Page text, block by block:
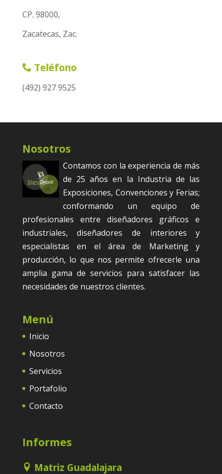
CP. 98000,
Zacatecas, Zac.
Teléfono
(492) 927 9525
Nosotros
Contamos con la experiencia de más
de 25 años en la Industria de las
Exposiciones, Convenciones y Ferias;
conformando un equipo de
profesionales entre diseñadores gráficos e
industriales, diseñadores de interiores y
especialistas en el área de Marketing y
producción, lo que nos permite ofrecerle una
amplia gama de servicios para satisfacer las
necesidades de nuestros clientes.
Menú
Inicio
Nosotros
Servicios
Portafolio
Contacto
Informes
Matriz Guadalajara